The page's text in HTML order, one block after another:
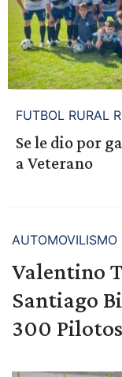
FUTBOL RURAL
Se le dio por
a Veterano
Valentino
Santiago
300